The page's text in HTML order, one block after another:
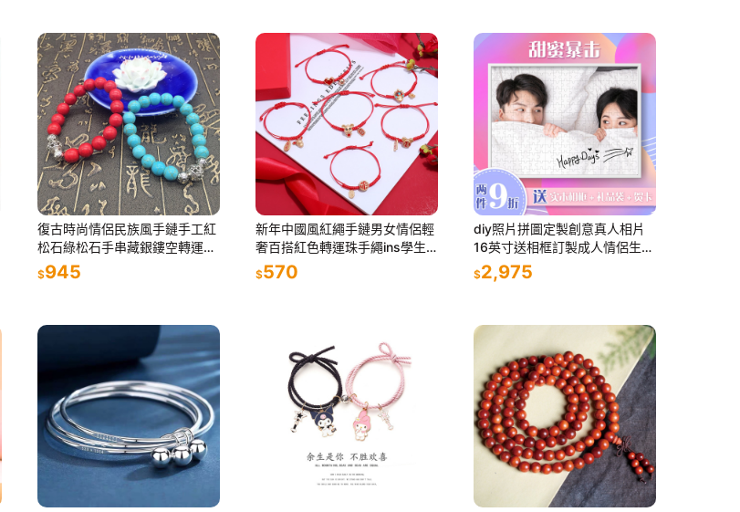
復古時尚情侶民族風手鏈手工紅
松石綠松石手串藏銀鏤空轉運珠
配飾
$945
新年中國風紅繩手鏈男女情侶輕
奢百搭紅色轉運珠手繩ins學生
配飾
$570
diy照片拼圖定製創意真人相片
16英寸送相框訂製成人情侶生日
禮物
$2,975